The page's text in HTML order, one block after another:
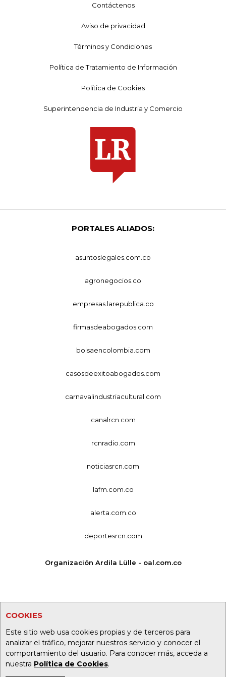
COOKIES
Este sitio web usa cookies propias y de terceros para
analizar el tráfico, mejorar nuestros servicio y conocer el
comportamiento del usuario. Para conocer más, acceda a
nuestra Política de Cookies.
Contáctenos
Aviso de privacidad
Términos y Condiciones
Política de Tratamiento de Información
Política de Cookies
Superintendencia de Industria y Comercio
PORTALES ALIADOS:
asuntoslegales.com.co
agronegocios.co
empresas.larepublica.co
firmasdeabogados.com
bolsaencolombia.com
casosdeexitoabogados.com
carnavalindustriacultural.com
canalrcn.com
rcnradio.com
noticiasrcn.com
lafm.com.co
alerta.com.co
deportesrcn.com
Organización Ardila Lülle - oal.com.co